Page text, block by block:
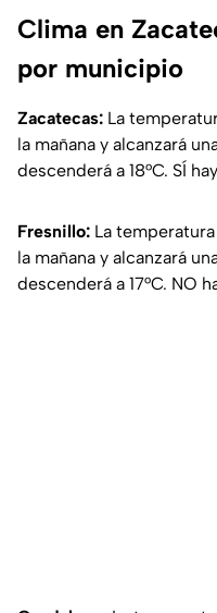
Clima en
por municipio
Zacatecas: La
la mañana y alcanzará
descenderá a 18°C. SÍ
Fresnillo: La
la mañana y alcanzará
descenderá a 17°C. NO